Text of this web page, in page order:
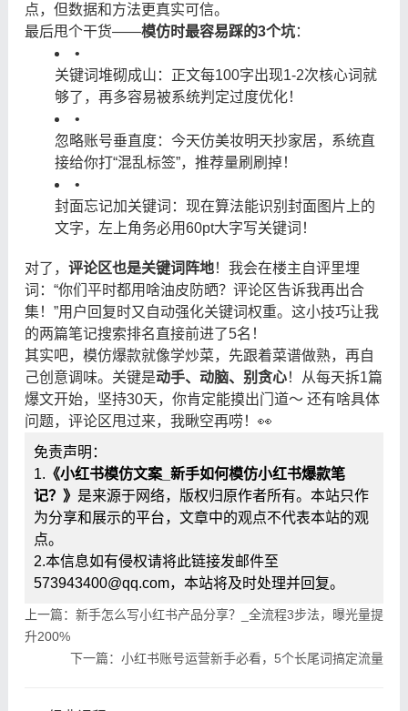
点，但数据和方法更真实可信。
最后甩个干货——模仿时最容易踩的3个坑：
•
关键词堆砌成山：正文每100字出现1-2次核心词就
够了，再多容易被系统判定过度优化！
•
忽略账号垂直度：今天仿美妆明天抄家居，系统直
接给你打“混乱标签”，推荐量刷刷掉！
•
封面忘记加关键词：现在算法能识别封面图片上的
文字，左上角务必用60pt大字写关键词！
对了， 评论区也是关键词阵地！我会在楼主自评里埋
词：“你们平时都用啥油皮防晒？评论区告诉我再出合
集！”用户回复时又自动强化关键词权重。这小技巧让我
的两篇笔记搜索排名直接前进了5名！
其实吧，模仿爆款就像学炒菜，先跟着菜谱做熟，再自
己创意调味。关键是动手、动脑、别贪心！从每天拆1篇
爆文开始，坚持30天，你肯定能摸出门道～ 还有啥具体
问题，评论区甩过来，我瞅空再唠！👀
免责声明：
1. 《小红书模仿文案_新手如何模仿小红书爆款笔
记？》 是来源于网络，版权归原作者所有。本站只作
为分享和展示的平台，文章中的观点不代表本站的观
点。
2.本信息如有侵权请将此链接发邮件至
573943400@qq.com，本站将及时处理并回复。
上一篇：新手怎么写小红书产品分享？_全流程3步法，曝光量提
升200%
下一篇：小红书账号运营新手必看，5个长尾词搞定流量